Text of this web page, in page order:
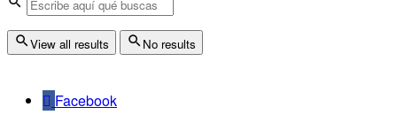
View all results No results
Facebook